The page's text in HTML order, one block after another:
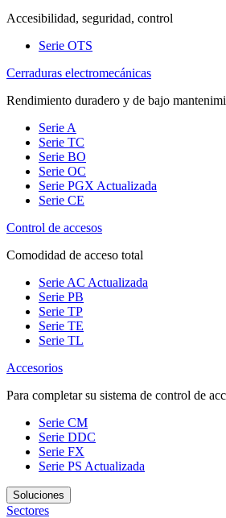
Accesibilidad, seguridad, control
Serie OTS
Cerraduras electromecánicas
Rendimiento duradero y de bajo
Serie A
Serie TC
Serie BO
Serie OC
Serie PGX Actualizada
Serie CE
Control de accesos
Comodidad de acceso total
Serie AC Actualizada
Serie PB
Serie TP
Serie TE
Serie TL
Accesorios
Para completar su sistema de control de
Serie CM
Serie DDC
Serie FX
Serie PS Actualizada
Soluciones
Sectores